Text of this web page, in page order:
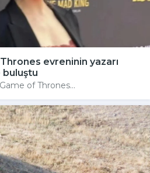
evreninin yazarı
buluştu
of Thrones...